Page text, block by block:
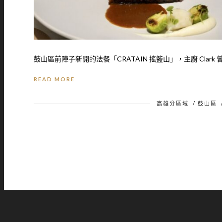
鼓山區前陣子新開的法餐「CRATAIN 搖籃山」，主廚 Clark
READ MORE
高雄分區域 / 鼓山區